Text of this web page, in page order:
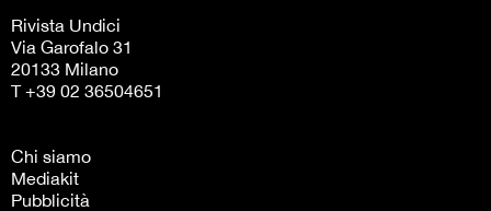
Rivista Undici
Via Garofalo 31
20133 Milano
T +39 02 36504651
Chi siamo
Mediakit
Pubblicità